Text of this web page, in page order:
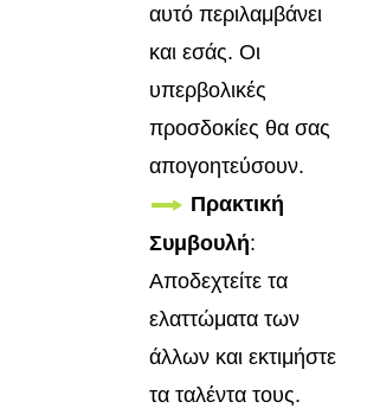
αυτό περιλαμβάνει
και εσάς. Οι
υπερβολικές
προσδοκίες θα σας
απογοητεύσουν.
Πρακτική
Συμβουλή:
Αποδεχτείτε τα
ελαττώματα των
άλλων και εκτιμήστε
τα ταλέντα τους.